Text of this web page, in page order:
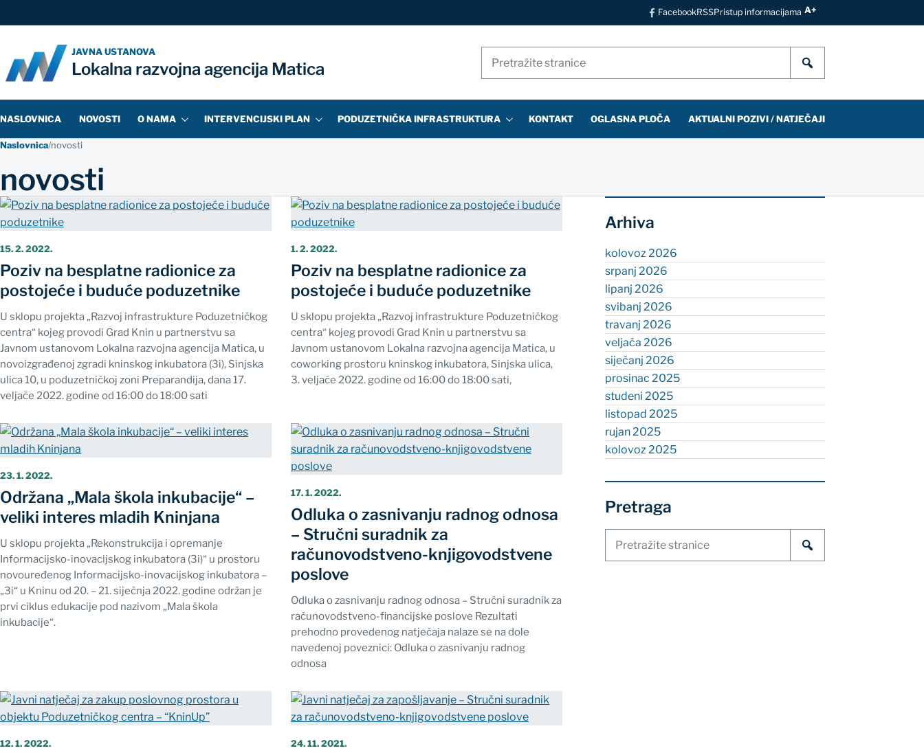
FacebookRSSPristup informacijama A+
JAVNA USTANOVA
Lokalna razvojna agencija Matica
NASLOVNICA NOVOSTI O NAMA INTERVENCIJSKI PLAN PODUZETNIČKA INFRASTRUKTURA KONTAKT OGLASNA PLOČA AKTUALNI POZIVI / NATJEČAJI
Naslovnica/novosti
novosti
15. 2. 2022.
Poziv na besplatne radionice za
postojeće i buduće poduzetnike
U sklopu projekta „Razvoj infrastrukture Poduzetničkog
centra“ kojeg provodi Grad Knin u partnerstvu sa
Javnom ustanovom Lokalna razvojna agencija Matica, u
novoizgrađenoj zgradi kninskog inkubatora (3i), Sinjska
ulica 10, u poduzetničkoj zoni Preparandija, dana 17.
veljače 2022. godine od 16:00 do 18:00 sati
1. 2. 2022.
Poziv na besplatne radionice za
postojeće i buduće poduzetnike
U sklopu projekta „Razvoj infrastrukture Poduzetničkog
centra“ kojeg provodi Grad Knin u partnerstvu sa
Javnom ustanovom Lokalna razvojna agencija Matica, u
coworking prostoru kninskog inkubatora, Sinjska ulica,
3. veljače 2022. godine od 16:00 do 18:00 sati,
23. 1. 2022.
Održana „Mala škola inkubacije“ –
veliki interes mladih Kninjana
U sklopu projekta „Rekonstrukcija i opremanje
Informacijsko-inovacijskog inkubatora (3i)“ u prostoru
novouređenog Informacijsko-inovacijskog inkubatora –
„3i“ u Kninu od 20. – 21. siječnja 2022. godine održan je
prvi ciklus edukacije pod nazivom „Mala škola
inkubacije“.
17. 1. 2022.
Odluka o zasnivanju radnog odnosa
– Stručni suradnik za
računovodstveno-knjigovodstvene
poslove
Odluka o zasnivanju radnog odnosa – Stručni suradnik za
računovodstveno-financijske poslove Rezultati
prehodno provedenog natječaja nalaze se na dole
navedenoj poveznici: Odluka o zasnivanju radnog
odnosa
12. 1. 2022. 24. 11. 2021.
Arhiva
kolovoz 2026
srpanj 2026
lipanj 2026
svibanj 2026
travanj 2026
veljača 2026
siječanj 2026
prosinac 2025
studeni 2025
listopad 2025
rujan 2025
kolovoz 2025
Pretraga